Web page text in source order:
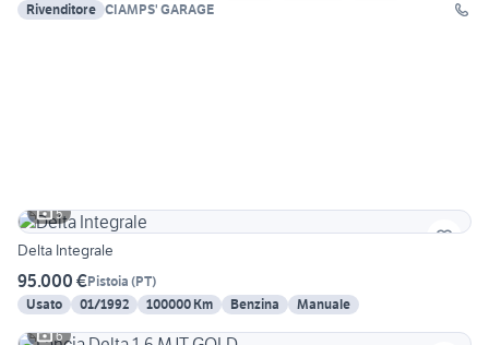
Rivenditore CIAMPS' GARAGE
5
Delta Integrale
95.000 €Pistoia (PT)
Usato
01/1992 100000 Km Benzina
Manuale
6